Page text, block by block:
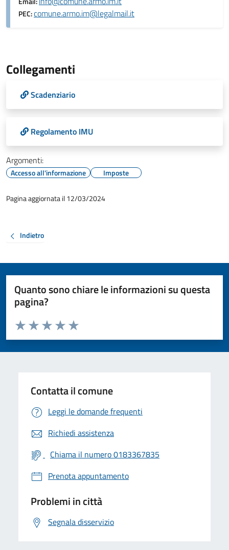
PEC:comune.armo.im@legalmail.it
Collegamenti
Scadenziario
Regolamento IMU
Argomenti:
Accesso all'informazione Imposte
Pagina aggiornata il 12/03/2024
Indietro
Quanto sono chiare le informazioni su questa
pagina?
Valuta da 1 a 5 stelle la pagina
Valuta 5 stelle su 5
Valuta 4 stelle su 5
Valuta 3 stelle su 5
Valuta 2 stelle su 5
Valuta 1 stelle su 5
Contatta il comune
Leggi le domande frequenti
Richiedi assistenza
Chiama il numero 0183367835
Prenota appuntamento
Problemi in città
Segnala disservizio